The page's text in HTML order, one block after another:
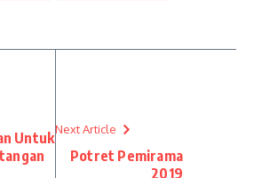
UntukNext Article
Potret Pemirama
2019